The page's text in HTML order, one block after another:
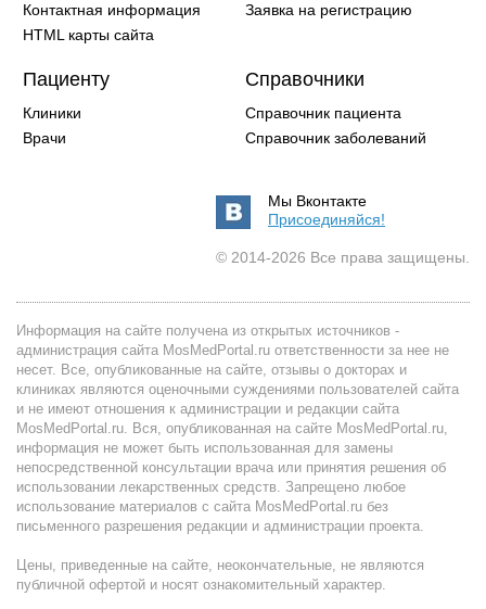
Контактная информация
HTML карты сайта
Заявка на регистрацию
Пациенту
Клиники
Врачи
Справочники
Справочник пациента
Справочник заболеваний
Мы Вконтакте
Присоединяйся!
© 2014-2026 Все права защищены.
Информация на сайте получена из открытых источников -
администрация сайта MosMedPortal.ru ответственности за нее не
несет. Все, опубликованные на сайте, отзывы о докторах и
клиниках являются оценочными суждениями пользователей сайта
и не имеют отношения к администрации и редакции сайта
MosMedPortal.ru. Вся, опубликованная на сайте MosMedPortal.ru,
информация не может быть использованная для замены
непосредственной консультации врача или принятия решения об
использовании лекарственных средств. Запрещено любое
использование материалов с сайта MosMedPortal.ru без
письменного разрешения редакции и администрации проекта.
Цены, приведенные на сайте, неокончательные, не являются
публичной офертой и носят ознакомительный характер.